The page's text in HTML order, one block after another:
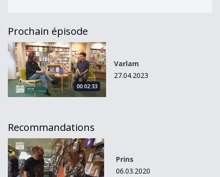
Prochain épisode
Varlam
00:02:33
Varlam
27.04.2023
Recommandations
Prins
Prins
06.03.2020